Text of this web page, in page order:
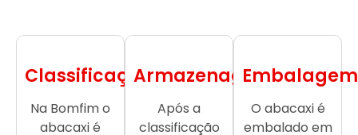
Classificação
Na Bomfim o
abacaxi é
Armazenagem
Após a
classificação
Embalagem
O abacaxi é
embalado em